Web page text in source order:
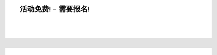
活动免费! – 需要报名!